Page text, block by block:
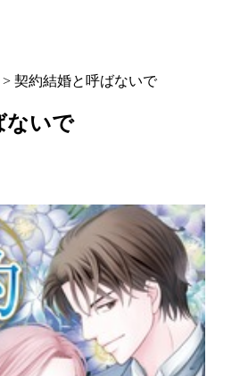
> 契約結婚と呼ばないで
ないで